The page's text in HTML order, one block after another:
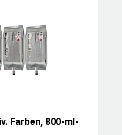
Farben, 800-ml-